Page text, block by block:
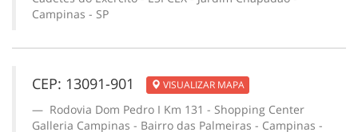
Campinas - SP
CEP: 13091-901 VISUALIZAR MAPA
Rodovia Dom Pedro I Km 131 - Shopping Center
Galleria Campinas - Bairro das Palmeiras - Campinas -